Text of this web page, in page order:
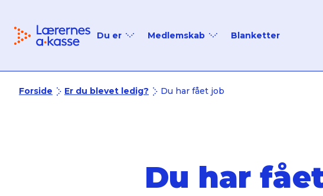
Tilbage til forsidenDu er
Studerende
Medlemskab
Medlemsfordele
Blanketter
Forside Er du blevet ledig? Du har fået job
Du har